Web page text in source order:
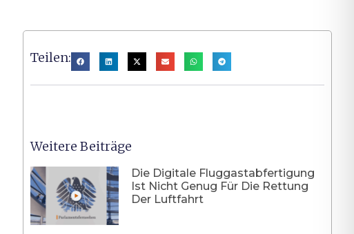
Teilen:
Weitere Beiträge
Die Digitale Fluggastabfertigung
Ist Nicht Genug Für Die Rettung
Der Luftfahrt